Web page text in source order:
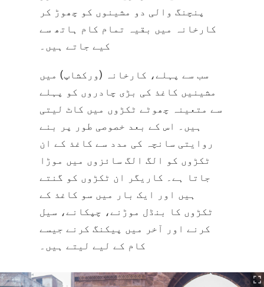
پنچنگ والی دو مشینوں کو چھوڑ کر
کارخانہ میں بقیہ تمام کام ہاتھ سے
کیے جاتے ہیں۔
سب سے پہلے، کارخانہ (ورکشاپ) میں
مشینیں کاغذ کی بڑی چادروں کو پہلے
سے متعینہ چھوٹے ٹکڑوں میں کاٹ لیتی
ہیں۔ اس کے بعد خصوصی طور پر بنے
روایتی سانچہ کی مدد سے کاغذ کے ان
ٹکڑوں کو الگ الگ سائزوں میں موڑا
جاتا ہے۔ کاریگر ان ٹکڑوں کو گنتے
ہیں اور ایک بار میں سو کاغذ کے
ٹکڑوں کا بنڈل موڑنے، چپکانے، سیل
کرنے اور آخر میں پیکنگ کرنے جیسے
کام کے لیے لیتے ہیں۔